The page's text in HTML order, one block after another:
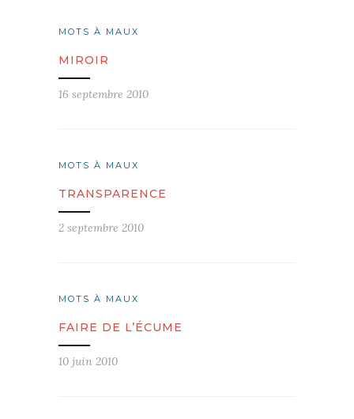
MOTS À MAUX
MIROIR
16 septembre 2010
MOTS À MAUX
TRANSPARENCE
2 septembre 2010
MOTS À MAUX
FAIRE DE L’ÉCUME
10 juin 2010